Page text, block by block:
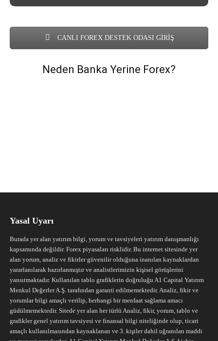
CANLI FOREX DESTEK ODASI GİRİŞ
Neden Banka Yerine Forex?
Yasal Uyarı
Burada yer alan yatırım bilgi, yorum ve tavsiyeleri yatırım danışmanlığı
kapsamında değildir. Forex piyasaları risklidir. Bu internet sitesinde yer
alan yorum, analiz ve fikirler güvenilir olduğuna inanılan kaynaklardan
yararlanılarak hazırlanmıştır ve analistlerimizin kişisel görüşlerini
yansıtmaktadır. Kullanılan tablo grafiklerin doğruluğu A1 Capital Yatırım
Menkul Değerler A.Ş. tarafından garanti edilmemektedir. Analiz, fikir ve
yorumlar bilgi amaçlı verilip, herhangi bir menfaat sağlama amacı
güdülmemektedir. Sitede yer alan her türlü Analiz, fikir, yorum, tablo ve
grafikler genel yatırım tavsiyesi ve finansal bilgi niteliğinde olup, ticari
amaçlı kullanılmasından kaynaklanan ve 3. kişiler dahil uğranılan maddi